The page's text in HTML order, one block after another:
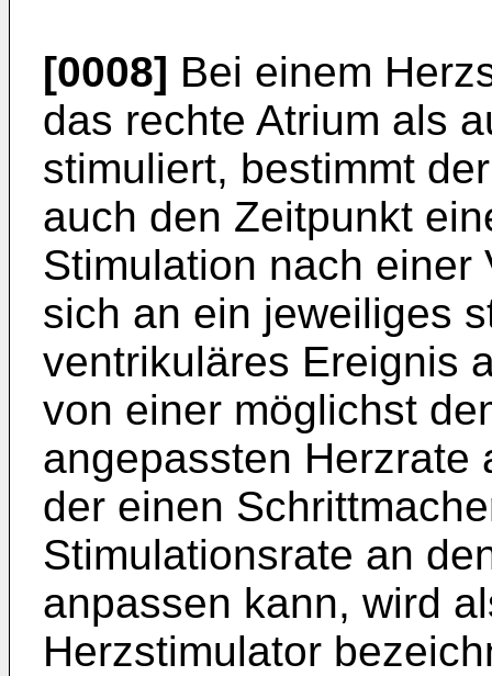
[0008] Bei einem
das rechte Atrium als
stimuliert, bestimmt
auch den Zeitpunkt
Stimulation nach einer
sich an ein jeweiliges
ventrikuläres Ereignis
von einer möglichst
angepassten Herzrate
der einen
Stimulationsrate an
anpassen kann, wird
Herzstimulator